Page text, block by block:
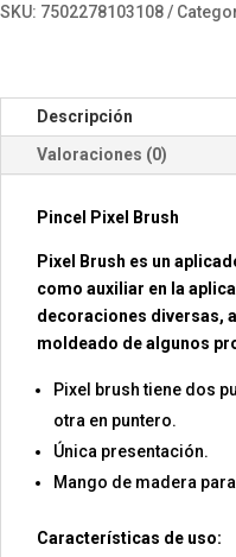
cantidad
SKU: 7502278103108
Descripción
Valoraciones (0)
Pincel Pixel Brush
Pixel Brush es un
como auxiliar en la
decoraciones diversas,
moldeado de algunos
Pixel brush tiene dos
otra en puntero.
Única presentación.
Mango de madera
Características de uso: